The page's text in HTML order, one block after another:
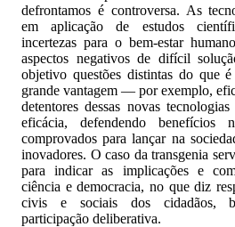
defrontamos é controversa. As
em aplicação de estudos
incertezas para o bem-estar
aspectos negativos de difícil
objetivo questões distintas do que
grande vantagem — por exemplo,
detentores dessas novas
eficácia, defendendo benefícios
comprovados para lançar na
inovadores. O caso da transgenia
para indicar as implicações e
ciência e democracia, no que diz
civis e sociais dos cidadãos,
participação deliberativa.